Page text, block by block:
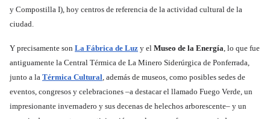
y Compostilla I), hoy centros de referencia de la actividad cultural de la
ciudad.
Y precisamente son La Fábrica de Luz y el Museo de la Energía , lo que fue
antiguamente la Central Térmica de La Minero Siderúrgica de Ponferrada,
junto a la Térmica Cultural , además de museos, como posibles sedes de
eventos, congresos y celebraciones –a destacar el llamado Fuego Verde, un
impresionante invernadero y sus decenas de helechos arborescente– y un